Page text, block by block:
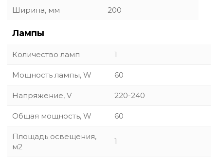
Ширина, мм 200
Лампы
Количество ламп 1
Мощность лампы, W 60
Напряжение, V 220-240
Общая мощность, W 60
Площадь освещения,
м2
1